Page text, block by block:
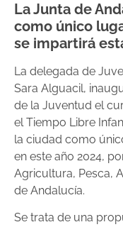
La Junta de
como único
se impartirá
La delegada de
Sara Alguacil,
de la Juventud el
el Tiempo Libre
la ciudad como
en este año 2024,
Agricultura, Pesca,
de Andalucía.
Se trata de una